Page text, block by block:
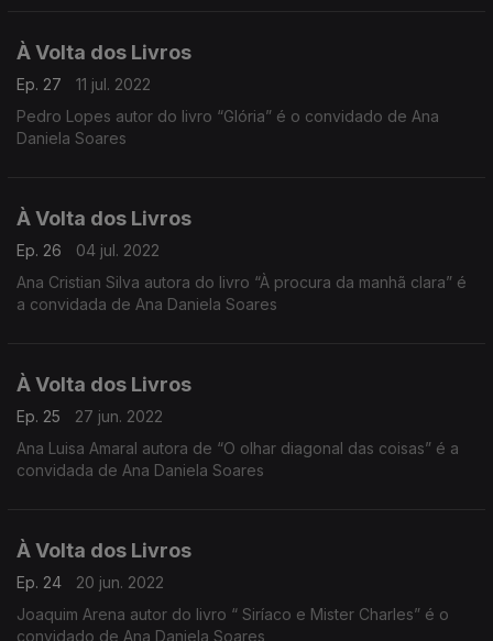
À Volta dos Livros
Ep. 27
11 jul. 2022
Pedro Lopes autor do livro “Glória” é o convidado de Ana
Daniela Soares
À Volta dos Livros
Ep. 26
04 jul. 2022
Ana Cristian Silva autora do livro “À procura da manhã clara” é
a convidada de Ana Daniela Soares
À Volta dos Livros
Ep. 25
27 jun. 2022
Ana Luisa Amaral autora de “O olhar diagonal das coisas” é a
convidada de Ana Daniela Soares
À Volta dos Livros
Ep. 24
20 jun. 2022
Joaquim Arena autor do livro “ Siríaco e Mister Charles” é o
convidado de Ana Daniela Soares